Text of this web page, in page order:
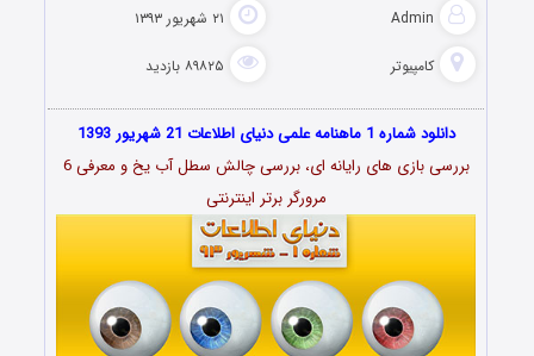
Admin ۲۱ شهریور ۱۳۹۳
کامپیوتر ۸۹۸۲۵ بازدید
دانلود شماره 1 ماهنامه علمی دنیای اطلاعات 21 شهریور 1393
بررسی بازی های رایانه ای، بررسی چالش سطل آب یخ و معرفی 6
مرورگر برتر اینترنتی